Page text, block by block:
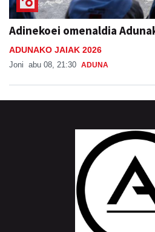
Adinekoei omenaldia
ADUNAKO JAIAK 2026
Joni abu 08, 21:30 ADUNA